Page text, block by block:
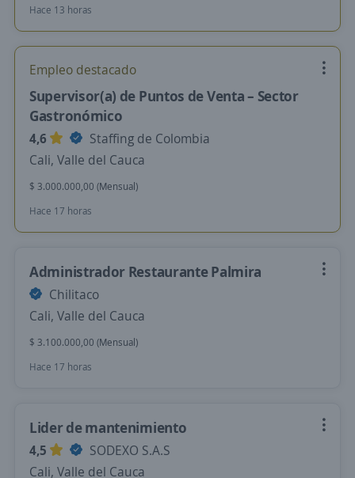
Hace 13 horas
Empleo destacado
Supervisor(a) de Puntos de Venta – Sector
Gastronómico
4,6
Staffing de Colombia
Cali, Valle del Cauca
$ 3.000.000,00 (Mensual)
Hace 17 horas
Administrador Restaurante Palmira
Chilitaco
Cali, Valle del Cauca
$ 3.100.000,00 (Mensual)
Hace 17 horas
Lider de mantenimiento
4,5
SODEXO S.A.S
Cali, Valle del Cauca